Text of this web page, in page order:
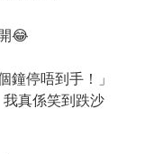
😂
停唔到手！」
真係笑到跌沙